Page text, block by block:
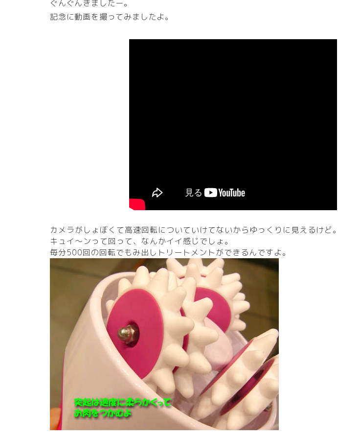
ぐんぐんきましたー。
記念に動画を撮ってみましたよ。
カメラがしょぼくて高速回転についていけてないからゆっくりに見えるけど。
キュイ～ンって回って、なんかイイ感じでしょ。
毎分500回の回転でもみ出しトリートメントができるんですよ。